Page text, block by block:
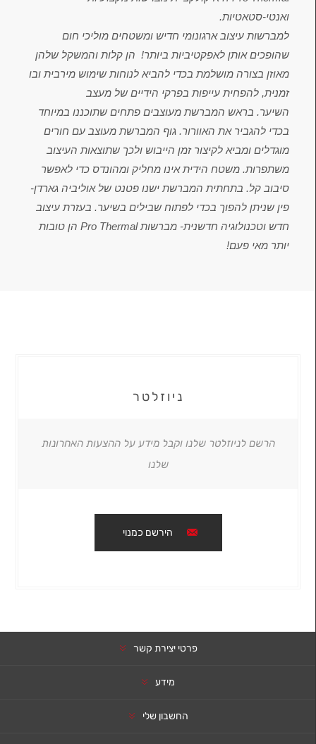
ואנטי-סטאטיות.
למברשות עיצוב ארגונומי חדיש ומשטחים מוליכי חום
שהופכים אותן לאפקטיביות ביותר! הן קלות והמשקל שלהן
מאוזן בצורה מושלמת בכדי להביא לנוחות שימוש מירבית ובו
זמנית, להפחית עייפות בפרקי הידיים של מעצב
השיער. בראש המברשת מעוצבים פתחים שתוכננו במיוחד
בכדי להגביר את האוורור. גוף המברשת מעוצב עם חורים
מוגדלים ומביא לקיצור זמן הייבוש ולכך שתוצאות העיצוב
משתפרות. משטח הידית אינו מחליק ומהונדס כדי לאפשר
סיבוב קל. בתחתית המברשת ישנו פטנט של אוליביה גארדן-
פין שניתן להפוך בכדי לפתוח שבילים בשיער. בעזרת עיצוב
חדש וטכנולוגיה חדשנית- מברשות Pro Thermal הן טובות
יותר מאי פעם!
ניוזלטר
הרשם לניוזלטר שלנו וקבל מידע על ההצעות האחרונות
שלנו
הירשם כמנוי
פרטי יצירת קשר
מידע
החשבון שלי